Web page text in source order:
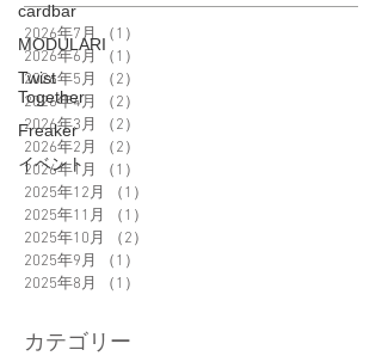
cardbar
MODULARI
Twist
Together
Freaker
イベント
2026年7月 （1）
2026年6月
（1）
2026年5月
（2）
2026年4月
（2）
2026年3月
（2）
2026年2月
（2）
2026年1月
（1）
2025年12月
（1）
2025年11月
（1）
2025年10月
（2）
2025年9月
（1）
2025年8月
（1）
カテゴリー